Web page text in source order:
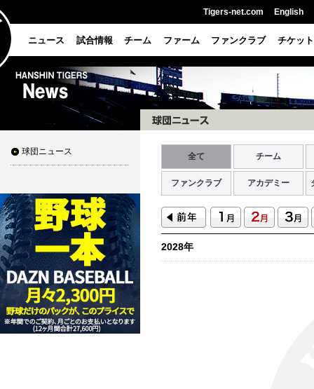
Tigers-net.com English
ニュース 試合情報 チーム ファーム ファンクラブ チケット
球団ニュース 全て チーム
ファンクラブ アカデミー
2028年